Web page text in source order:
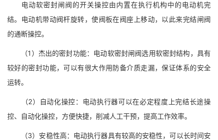
电动软密封闸阀的开关操控由内置在执行机构中的电动机完
结。电动机带动阀杆旋转，使阀板在阀座上移动，以此来完结闸阀
的通断操控。
（1）杰出的密封功能：电动软密封闸阀选用软密封结构，具有
较好的密封功能，可以有很大作用防备介质走漏，保证体系的安全
运转。
（2）自动化操控：电动执行器可以在必定程度上完结长途操
控、自动化操控，方便快捷，削减人工干预，提高工作效率。
（3）安稳性高：电动执行器具有较高的安稳性，可以长时间安